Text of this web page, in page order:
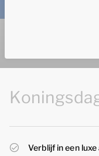
Verblijf in een